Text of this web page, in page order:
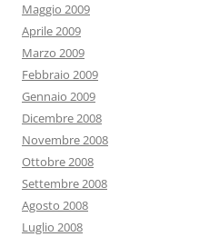
Maggio 2009
Aprile 2009
Marzo 2009
Febbraio 2009
Gennaio 2009
Dicembre 2008
Novembre 2008
Ottobre 2008
Settembre 2008
Agosto 2008
Luglio 2008